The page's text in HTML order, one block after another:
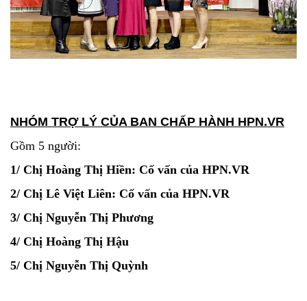
NHÓM TRỢ LÝ CỦA BAN CHẤP HÀNH HPN.VR
Gồm 5 người:
1/ Chị Hoàng Thị Hiền: Cố vấn của HPN.VR
2/ Chị Lê Việt Liên: Cố vấn của HPN.VR
3/ Chị Nguyễn Thị Phương
4/ Chị Hoàng Thị Hậu
5/ Chị Nguyễn Thị Quỳnh